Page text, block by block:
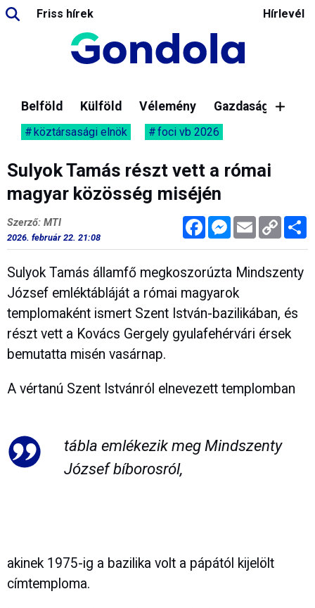
Friss hírek Hírlevél
Belföld Külföld Vélemény Gazdaság
köztársasági elnök foci vb 2026
Sulyok Tamás részt vett a római
magyar közösség miséjén
FacebookMessenger
Email Copy
Link
Szerző: MTI
2026. február 22. 21:08
Sulyok Tamás államfő megkoszorúzta Mindszenty
József emléktábláját a római magyarok
templomaként ismert Szent István-bazilikában, és
részt vett a Kovács Gergely gyulafehérvári érsek
bemutatta misén vasárnap.
A vértanú Szent Istvánról elnevezett templomban
tábla emlékezik meg Mindszenty
József bíborosról,
akinek 1975-ig a bazilika volt a pápától kijelölt
címtemploma.